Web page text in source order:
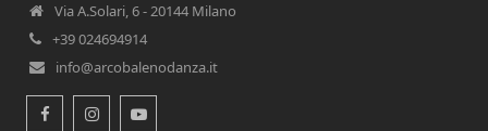
Via A.Solari, 6 - 20144 Milano
+39 024694914
info@arcobalenodanza.it
FacebookInstagramYoutube